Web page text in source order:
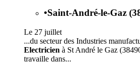
•Saint-André-le-Gaz
Le 27 juillet
...du secteur des Industries
Electricien à St André le Gaz
travaille dans...